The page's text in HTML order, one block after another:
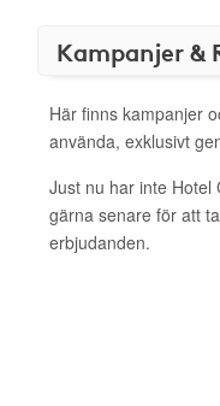
Kampanjer &
Här finns kampanjer
använda, exklusivt
Just nu har inte Hotel
gärna senare för att
erbjudanden.